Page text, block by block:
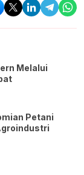
Melalui
Petani